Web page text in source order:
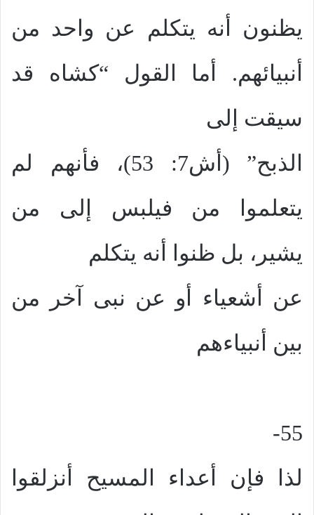
يظنون أنه يتكلم عن واحد من
أنبيائهم. أما القول “كشاه قد
سيقت إلى
الذبح” (أش7: 53)، فأنهم لم
يتعلموا من فيلبس إلى من
يشير، بل ظنوا أنه يتكلم
عن أشعياء أو عن نبى آخر من
بين أنبياءهم
55-
لذا فإن أعداء المسيح أنزلقوا